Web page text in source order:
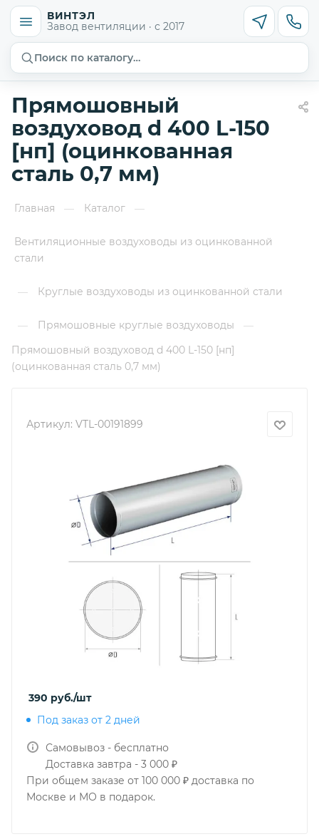
ВИНТЭЛ
Завод вентиляции · с 2017
Поиск по каталогу…
Прямошовный
воздуховод d 400 L-150
[нп] (оцинкованная
сталь 0,7 мм)
Главная — Каталог —
Вентиляционные воздуховоды из оцинкованной
стали
— Круглые воздуховоды из оцинкованной стали
— Прямошовные круглые воздуховоды
—
Прямошовный воздуховод d 400 L-150 [нп]
(оцинкованная сталь 0,7 мм)
Артикул: VTL-00191899
390 руб./шт
Под заказ от 2 дней
Самовывоз - бесплатно
Доставка завтра - 3 000 ₽
При общем заказе от 100 000 ₽ доставка по
Москве и МО в подарок.